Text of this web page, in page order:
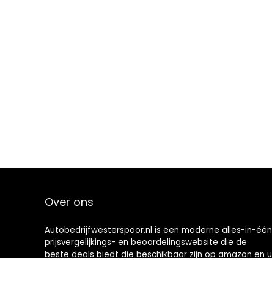
Over ons
Autobedrijfwesterspoor.nl is een moderne alles-in-één
prijsvergelijkings- en beoordelingswebsite die de
beste deals biedt die beschikbaar zijn op amazon en u